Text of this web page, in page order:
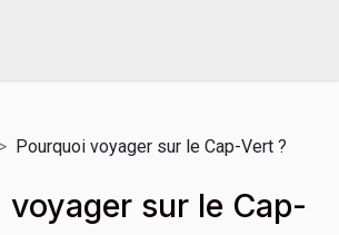
Pourquoi voyager sur le Cap-Vert ?
voyager sur le Cap-